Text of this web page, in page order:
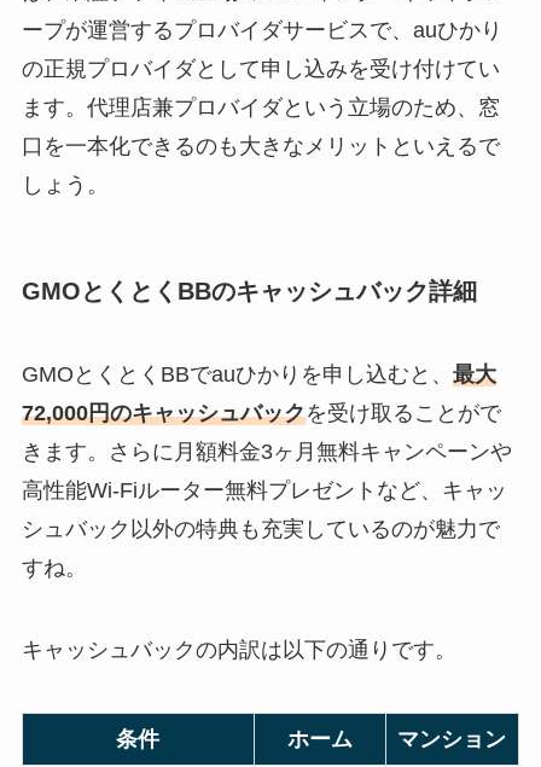
ープが運営するプロバイダサービスで、auひかり
の正規プロバイダとして申し込みを受け付けてい
ます。代理店兼プロバイダという立場のため、窓
口を一本化できるのも大きなメリットといえるで
しょう。
GMOとくとくBBのキャッシュバック詳細
GMOとくとくBBでauひかりを申し込むと、 最大
72,000円のキャッシュバックを受け取ることがで
きます。さらに月額料金3ヶ月無料キャンペーンや
高性能Wi-Fiルーター無料プレゼントなど、キャッ
シュバック以外の特典も充実しているのが魅力で
すね。
キャッシュバックの内訳は以下の通りです。
条件 ホーム マンション